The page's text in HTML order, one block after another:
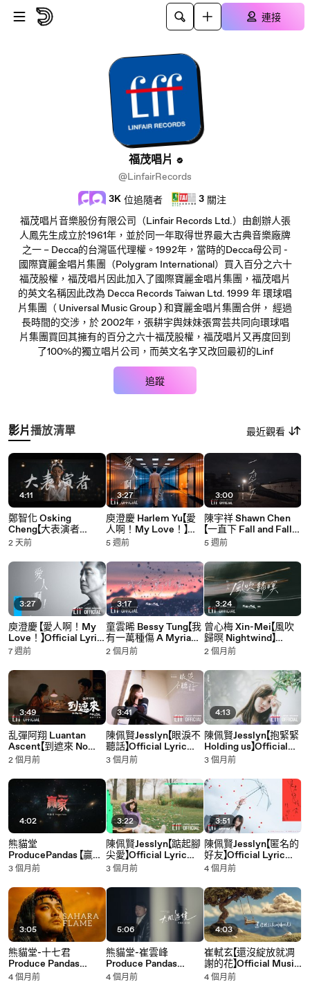
跳至主內容
連接
福茂唱片
@LinfairRecords
3K 位追隨者 3 關注
福茂唱片音樂股份有限公司（Linfair Records Ltd.）由創辦人張
人鳳先生成立於1961年，並於同一年取得世界最大古典音樂廠牌
之一 – Decca的台灣區代理權。1992年，當時的Decca母公司 -
國際寶麗金唱片集團（Polygram International）買入百分之六十
福茂股權，福茂唱片因此加入了國際寶麗金唱片集團，福茂唱片
的英文名稱因此改為 Decca Records Taiwan Ltd. 1999 年 環球唱
片集團（ Universal Music Group ) 和寶麗金唱片集團合併， 經過
長時間的交涉，於 2002年，張耕宇舆妹妹張霄芸共同向環球唱
片集團買回其擁有的百分之六十福茂股權，福茂唱片又再度回到
了100%的獨立唱片公司，而英文名字又改回最初的Linf
追蹤
影片播放清單 最近觀看
4:11
鄭智化 Osking
Cheng【大表演者
Great exaggerator】
2 天前
3:27
庾澄慶 【愛人啊！My
Love！】Official Lyric
Video
7 週前
3:49
乱彈阿翔 Luantan
Ascent【到遮來 No
Way Out】Official
民視、公視台語台、中
華電信 松溫暖好戲《阿
松與阿暖》片頭曲
2 個月前
4:02
熊貓堂
ProducePandas 【贏家】
Official Music Video
3 個月前
3:05
熊貓堂-十七君
Produce Pandas
Mr.17【Sahara Flame】
4 個月前
3:27
庾澄慶 Harlem Yu【愛
人啊！My Love！】
Official Music Video
5 週前
3:17
童雲晞 Bessy Tung【我
有一萬種傷 A Myriad
of Sorrows】Official
民視、公視台語台、中
華電信 松溫暖好戲《阿
松與阿暖》插曲
2 個月前
3:41
陳佩賢Jesslyn【眼淚不
聽話】Official Lyric
Video
3 個月前
3:22
陳佩賢Jesslyn【踮起腳
尖愛】Official Lyric
Video
3 個月前
5:06
熊貓堂-崔雲峰
Produce Pandas
Otter【大風過境 Into
4 個月前
3:00
陳宇祥 Shawn Chen
【一直下 Fall and Fall】
Official Lyric Video
5 週前
3:24
曾心梅 Xin-Mei【風吹
歸暝 Nightwind】
Official Lyric Video -
語台、中華電信 松溫
暖好戲《阿松與阿暖》
插曲
2 個月前
4:13
陳佩賢Jesslyn【抱緊緊
Holding us】Official
Lyric Video - 2026年
華電信 松溫暖好戲《阿
松與阿暖》片尾曲
3 個月前
3:51
陳佩賢Jesslyn【匿名的
好友】Official Lyric
Video
4 個月前
4:03
崔軾玄【還沒綻放就凋
謝的花】Official Music
Video
4 個月前